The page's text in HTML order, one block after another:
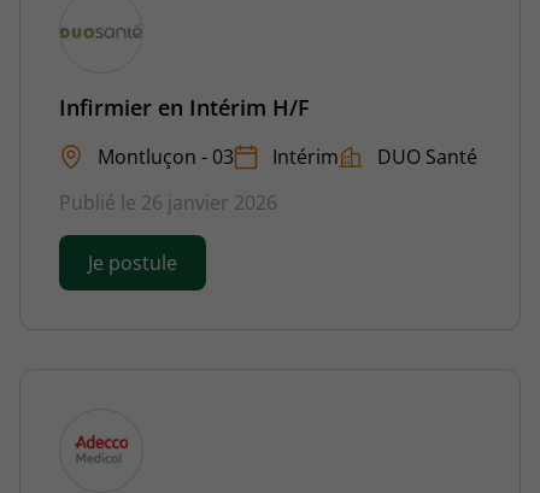
Infirmier en Intérim H/F
Montluçon - 03 Intérim
DUO Santé
Publié le 26 janvier 2026
Je postule